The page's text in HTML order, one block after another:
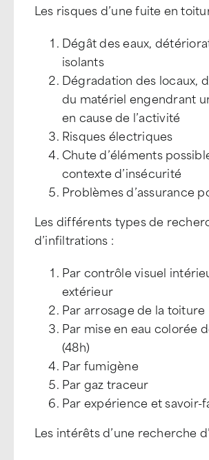
Les risques d’une fuite en
Dégât des eaux,
isolants
Dégradation des locaux,
du matériel engendrant
en cause de l’activité
Risques électriques
Chute d’éléments
contexte d’insécurité
Problèmes d’assurance
Les différents types de
d’infiltrations :
Par contrôle visuel
extérieur
Par arrosage de la toiture
Par mise en eau colorée
(48h)
Par fumigène
Par gaz traceur
Par expérience et savoir-
Les intérêts d’une recherche